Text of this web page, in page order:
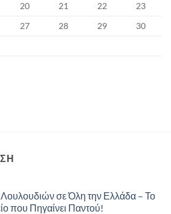
20 21 22
23
27 28 29
30
σε Όλη την Ελλάδα – Το
που Πηγαίνει Παντού!